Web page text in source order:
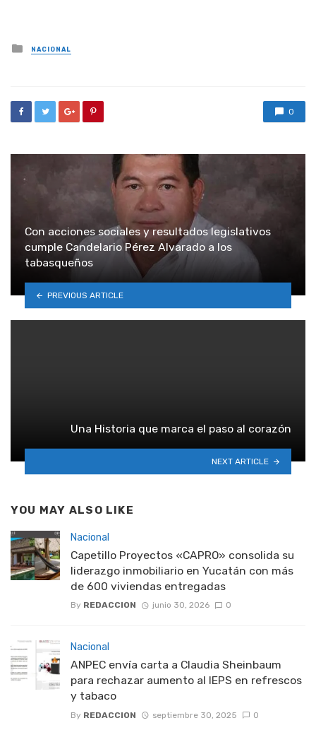
Posted
in
NACIONAL
0
Con acciones sociales y resultados legislativos
cumple Candelario Pérez Alvarado a los
tabasqueños
PREVIOUS ARTICLE
Una Historia que marca el paso al corazón
NEXT ARTICLE
YOU MAY ALSO LIKE
Nacional
Capetillo Proyectos «CAPRO» consolida su
liderazgo inmobiliario en Yucatán con más
de 600 viviendas entregadas
By REDACCION junio 30, 2026 0
Nacional
ANPEC envía carta a Claudia Sheinbaum
para rechazar aumento al IEPS en refrescos
y tabaco
By REDACCION septiembre 30, 2025 0